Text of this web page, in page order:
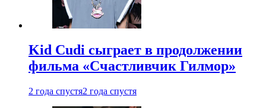
Kid Cudi сыграет в продолжении
фильма «Счастливчик Гилмор»
2 года спустя2 года спустя